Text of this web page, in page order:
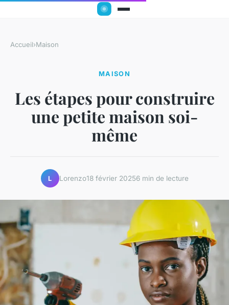
Accueil›Maison
MAISON
Les étapes pour construire
une petite maison soi-
même
L Lorenzo18 février 20256 min de lecture